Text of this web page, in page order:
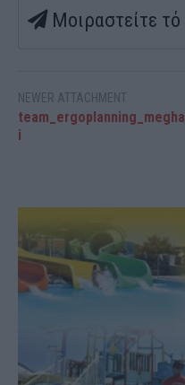
Μοιραστείτε τό
NEWER ATTACHMENT
team_ergoplanning_meghal
i